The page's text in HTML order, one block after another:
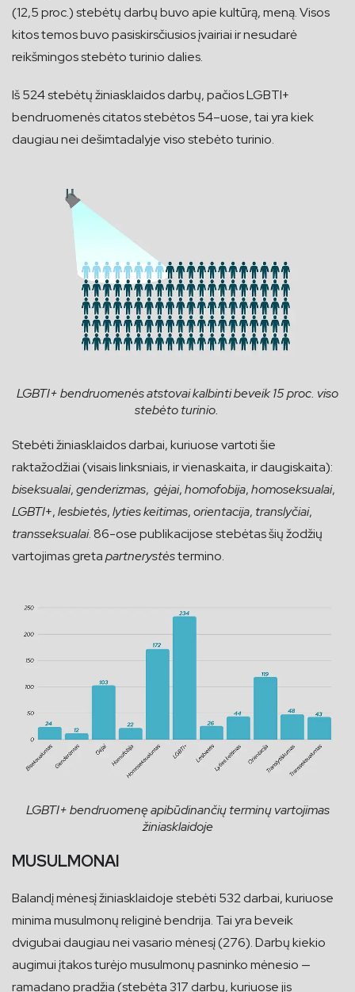
(12,5 proc.) stebėtų darbų buvo apie kultūrą, meną. Visos
kitos temos buvo pasiskirsčiusios įvairiai ir nesudarė
reikšmingos stebėto turinio dalies.
Iš 524 stebėtų žiniasklaidos darbų, pačios LGBTI+
bendruomenės citatos stebėtos 54–uose, tai yra kiek
daugiau nei dešimtadalyje viso stebėto turinio.
LGBTI+ bendruomenės atstovai kalbinti beveik 15 proc. viso
stebėto turinio.
Stebėti žiniasklaidos darbai, kuriuose vartoti šie
raktažodžiai (visais linksniais, ir vienaskaita, ir daugiskaita):
biseksualai,genderizmas, gėjai,homofobija,homoseksualai,
LGBTI+,lesbietės,lyties keitimas,orientacija, translyčiai,
transseksualai. 86-ose publikacijose stebėtas šių žodžių
vartojimas gretapartnerystėstermino.
LGBTI+ bendruomenę apibūdinančių terminų vartojimas
žiniasklaidoje
MUSULMONAI
Balandį mėnesį žiniasklaidoje stebėti 532 darbai, kuriuose
minima musulmonų religinė bendrija. Tai yra beveik
dvigubai daugiau nei vasario mėnesį (276). Darbų kiekio
augimui įtakos turėjo musulmonų pasninko mėnesio —
ramadano pradžia (stebėta 317 darbų, kuriuose jis